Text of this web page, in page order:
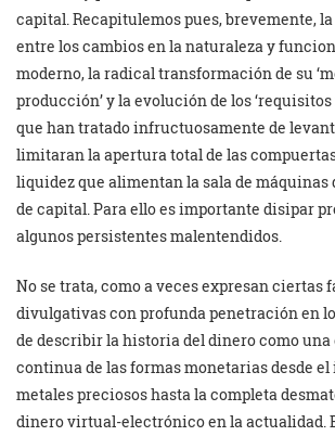
capital. Recapitulemos pues, brevemente,
entre los cambios en la naturaleza y
moderno, la radical transformación de su
producción’ y la evolución de los
que han tratado infructuosamente de
limitaran la apertura total de las
liquidez que alimentan la sala de
de capital. Para ello es importante disipar
algunos persistentes malentendidos.
No se trata, como a veces expresan ciertas
divulgativas con profunda penetración en
de describir la historia del dinero como
continua de las formas monetarias desde
metales preciosos hasta la completa
dinero virtual-electrónico en la actualidad.